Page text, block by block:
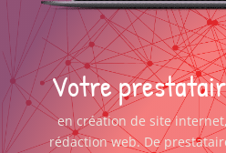
Votre
encréation de site internet,
rédaction web. De